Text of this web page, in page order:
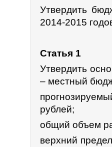
Утвердить
2014-2015
Статья 1
Утвердить
– местный
рублей;
общий объем
верхний